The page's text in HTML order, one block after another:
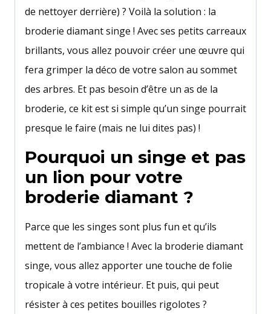
de nettoyer derrière) ? Voilà la solution : la
broderie diamant singe ! Avec ses petits carreaux
brillants, vous allez pouvoir créer une œuvre qui
fera grimper la déco de votre salon au sommet
des arbres. Et pas besoin d’être un as de la
broderie, ce kit est si simple qu’un singe pourrait
presque le faire (mais ne lui dites pas) !
Pourquoi un singe et pas
un lion pour votre
broderie diamant ?
Parce que les singes sont plus fun et qu’ils
mettent de l’ambiance ! Avec la broderie diamant
singe, vous allez apporter une touche de folie
tropicale à votre intérieur. Et puis, qui peut
résister à ces petites bouilles rigolotes ?